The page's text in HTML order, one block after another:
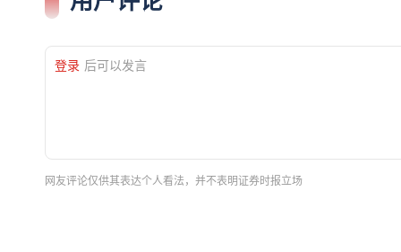
登录 后可以发言
网友评论仅供其表达个人看法，并不表明证券时报立场